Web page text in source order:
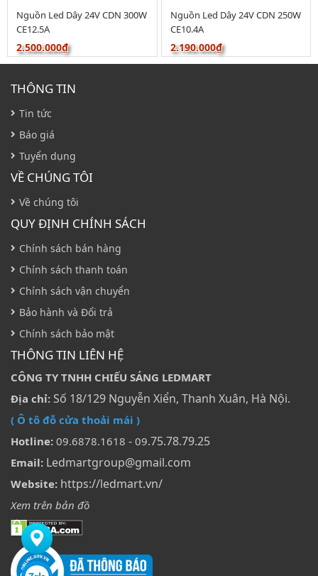
Nguồn Led Dây 24V CDN 300W
CE12.5A
2.500.000₫
Nguồn Led Dây 24V CDN 250W
CE10.4A
2.190.000₫
THÔNG TIN
Tin tức
Báo giá
Tuyển dụng
VỀ CHÚNG TÔI
Về chúng tôi
QUY ĐỊNH CHÍNH SÁCH
Chính sách bán hàng
Chính sách thanh toán
Chính sách vận chuyển
Bảo hành và Đổi trả
Chính sách bảo mật
THÔNG TIN LIÊN HỆ
CÔNG TY TNHH CHIẾU SÁNG LEDMART
Địa chỉ: Số 18/129 Nguyễn Xiển, Thanh Xuân, Hà Nội.
( Ô tô đỗ cửa thoải mái )
Hotline: 09.6878.1618 - 09.75.78.79.25
Email: Ledmartgroup@gmail.com
Website: https://ledmart.vn/
Xem trên bản đồ